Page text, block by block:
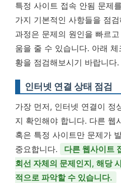
특정 사이트 접속 안됨 문제
가지 기본적인 사항들을 점
과정은 문제의 원인을 빠르
움을 줄 수 있습니다. 아래
황을 점검해보시기 바랍니다.
인터넷 연결 상태 점검
가장 먼저, 인터넷 연결이 정
지 확인해야 합니다. 다른 웹
혹은 특정 사이트만 문제가
중요합니다.
다른 웹사이트
회선 자체의 문제인지, 해당
적으로 파악할 수 있습니다.